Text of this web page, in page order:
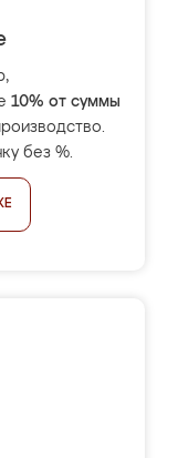
10% от суммы
без %.